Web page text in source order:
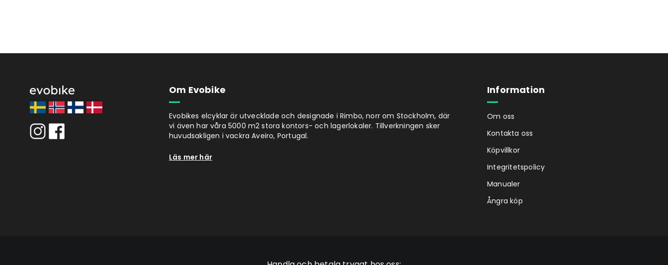
Om Evobike
Evobikes elcyklar är utvecklade och designade i Rimbo, norr om Stockholm, där
vi även har våra 5000 m2 stora kontors- och lagerlokaler. Tillverkningen sker
huvudsakligen i vackra Aveiro, Portugal.
Läs mer här
Information
Om oss
Kontakta oss
Köpvillkor
Integritetspolicy
Manualer
Ångra köp